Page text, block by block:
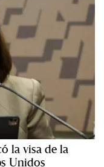
la visa de la
Unidos